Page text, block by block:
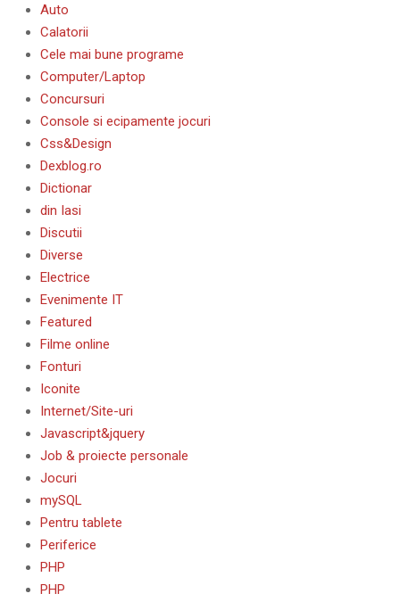
Auto
Calatorii
Cele mai bune programe
Computer/Laptop
Concursuri
Console si ecipamente jocuri
Css&Design
Dexblog.ro
Dictionar
din Iasi
Discutii
Diverse
Electrice
Evenimente IT
Featured
Filme online
Fonturi
Iconite
Internet/Site-uri
Javascript&jquery
Job & proiecte personale
Jocuri
mySQL
Pentru tablete
Periferice
PHP
PHP